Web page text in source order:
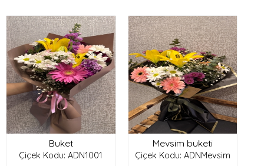
Buket
Çiçek Kodu: ADN1001
Mevsim buketi
Çiçek Kodu: ADNMevsim